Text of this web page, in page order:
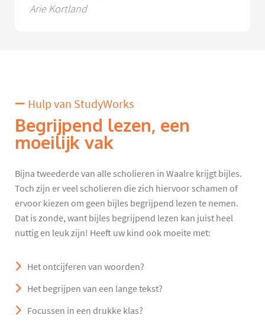
Arie Kortland
Hulp van StudyWorks
Begrijpend lezen, een
moeilijk vak
Bijna tweederde van alle scholieren in Waalre krijgt bijles.
Toch zijn er veel scholieren die zich hiervoor schamen of
ervoor kiezen om geen bijles begrijpend lezen te nemen.
Dat is zonde, want bijles begrijpend lezen kan juist heel
nuttig en leuk zijn! Heeft uw kind ook moeite met:
Het ontcijferen van woorden?
Het begrijpen van een lange tekst?
Focussen in een drukke klas?